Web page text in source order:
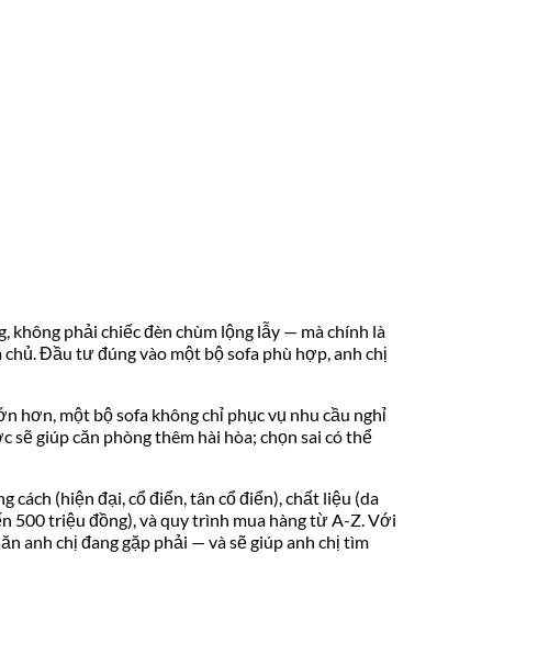
phải chiếc đèn chùm lộng lẫy — mà chính là
Đầu tư đúng vào một bộ sofa phù hợp, anh chị
hơn, một bộ sofa không chỉ phục vụ nhu cầu nghỉ
sẽ giúp căn phòng thêm hài hòa; chọn sai có thể
cách (hiện đại, cổ điển, tân cổ điển), chất liệu (da
500 triệu đồng), và quy trình mua hàng từ A-Z. Với
anh chị đang gặp phải — và sẽ giúp anh chị tìm